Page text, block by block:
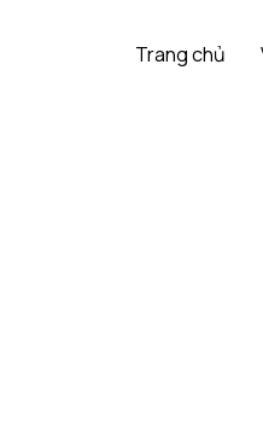
Trang chủ